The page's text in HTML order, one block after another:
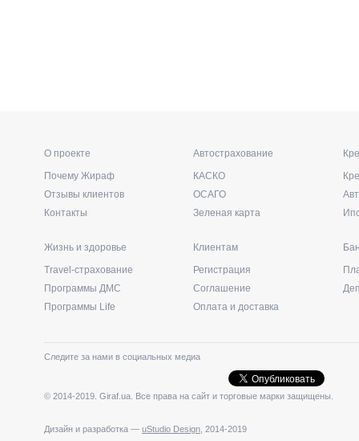
О проекте
Почему Жираф
Отзывы клиентов
Контакты
Автострахование
КАСКО
ОСАГО
Зеленая карта
Жизнь и здоровье
Travel-страхование
Программы ДМС
Программы Life
Клиентам
Регистрация
Соглашение
Оплата и доставка
Следите за нами в социальных медиа
© 2014-2019. Giraf.ua. Все права на сайт и торговые марки защищены.
Дизайн и разработка — uStudio Design , 2014-2019